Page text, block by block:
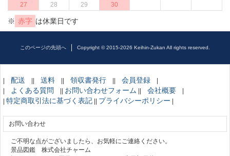
27
28 29 30
※ 赤字 は休業日です
このページの先頭へ Copyright © 2015-2026 Keihin-Zukan All rights reserved.
配送 送料 領収書発行 会員登録
よくある質問 お問い合わせフォーム 会社概要
特定商取引法に基づく表記 プライバシーポリシー
お問い合わせ
ご不明な点がございましたら、お気軽にご連絡ください。
景品図鑑 株式会社チャーム